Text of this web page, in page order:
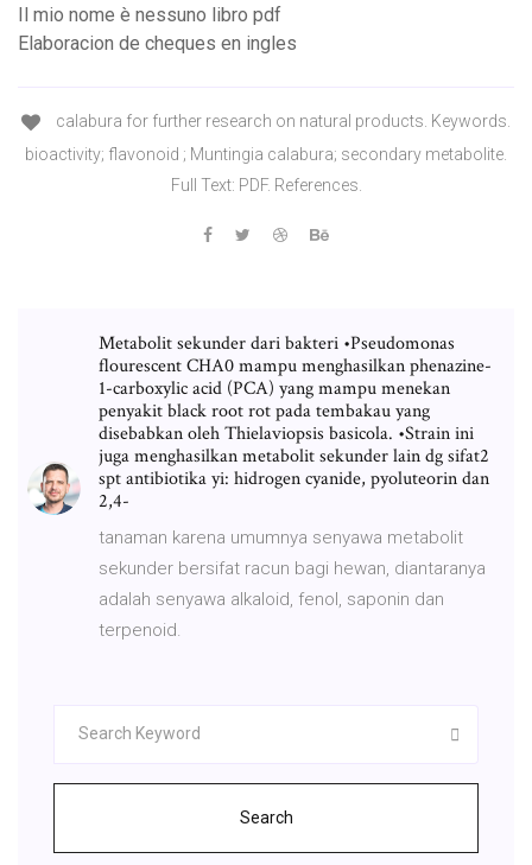
Il mio nome è nessuno libro pdf
Elaboracion de cheques en ingles
calabura for further research on natural products. Keywords.
bioactivity; flavonoid ; Muntingia calabura; secondary metabolite.
Full Text: PDF. References.
Metabolit sekunder dari bakteri •Pseudomonas
flourescent CHA0 mampu menghasilkan phenazine-
1-carboxylic acid (PCA) yang mampu menekan
penyakit black root rot pada tembakau yang
disebabkan oleh Thielaviopsis basicola. •Strain ini
juga menghasilkan metabolit sekunder lain dg sifat2
spt antibiotika yi: hidrogen cyanide, pyoluteorin dan
2,4-
tanaman karena umumnya senyawa metabolit
sekunder bersifat racun bagi hewan, diantaranya
adalah senyawa alkaloid, fenol, saponin dan
terpenoid.
Search